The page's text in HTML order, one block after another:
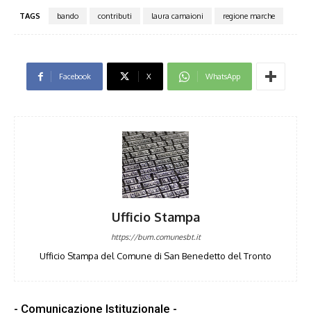
TAGS bando contributi laura camaioni regione marche
Facebook X WhatsApp
Ufficio Stampa
https://bum.comunesbt.it
Ufficio Stampa del Comune di San Benedetto del Tronto
- Comunicazione Istituzionale -